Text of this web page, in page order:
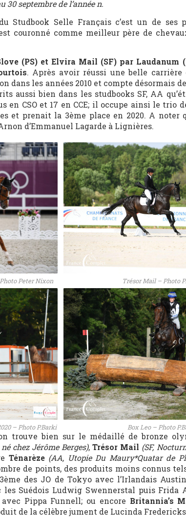
30 septembre de l’année n.
Studbook Selle Français c’est un de ses
couronné comme meilleur père de
(PS) et Elvira Mail (SF) par Laudanum
. Après avoir réussi une belle carrière
dans les années 2010 et compte désormais
aussi bien dans les studbooks SF, AA
en CSO et 17 en CCE; il occupe ainsi le trio
et prenait la 3ème place en 2020. A noter
d’Emmanuel Lagarde à Lignières.
Peter Nixon Trésor Mail – Photo
– Photo P.Barki Box Leo – Photo
trouve bien sur le médaillé de bronze
chez Jérôme Berges),Trésor Mail (SF,
Ténarèze (AA, Utopie Du Maury*Quatar de
de points, des produits moins connus
des JO de Tokyo avec l’Irlandais Austin
les Suédois Ludwig Swennerstal puis Frida
Pippa Funnell; ou encore Britannia’s
de la célèbre jument de Lucinda